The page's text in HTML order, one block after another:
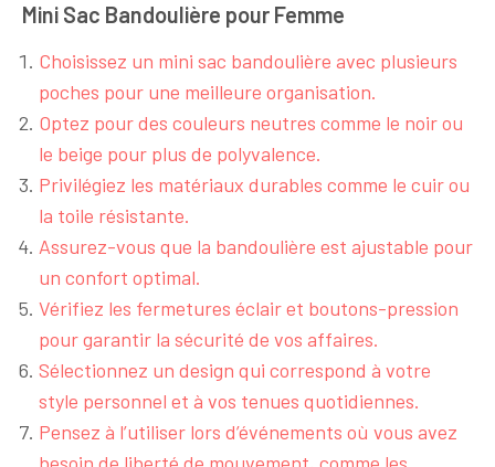
Mini Sac Bandoulière pour Femme
Choisissez un mini sac bandoulière avec plusieurs
poches pour une meilleure organisation.
Optez pour des couleurs neutres comme le noir ou
le beige pour plus de polyvalence.
Privilégiez les matériaux durables comme le cuir ou
la toile résistante.
Assurez-vous que la bandoulière est ajustable pour
un confort optimal.
Vérifiez les fermetures éclair et boutons-pression
pour garantir la sécurité de vos affaires.
Sélectionnez un design qui correspond à votre
style personnel et à vos tenues quotidiennes.
Pensez à l’utiliser lors d’événements où vous avez